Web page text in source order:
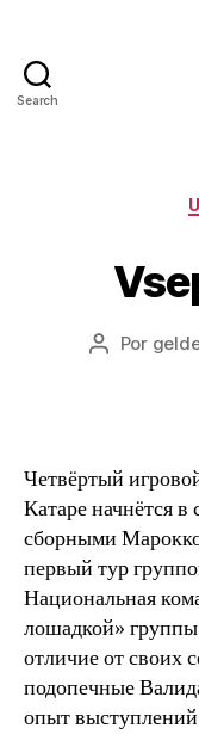
Search
Autor
Por
Четвёртый
Катаре начнётся
сборными
первый тур
Национальная
лошадкой»
отличие от своих
подопечные
опыт